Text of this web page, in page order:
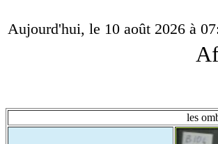
Aujourd'hui, le 10 août 2026 à
les